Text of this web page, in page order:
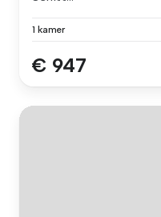
1 kamer
€ 947